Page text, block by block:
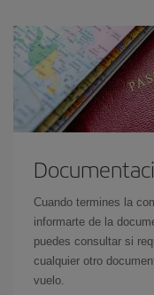
Cuando termines la
informarte de la
puedes consultar si
cualquier otro
vuelo.